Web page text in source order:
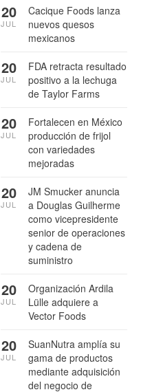
Cacique Foods lanza
nuevos quesos
mexicanos
20
JUL
FDA retracta resultado
positivo a la lechuga
de Taylor Farms
20
JUL
Fortalecen en México
producción de frijol
con variedades
mejoradas
20
JUL
JM Smucker anuncia
a Douglas Guilherme
como vicepresidente
senior de operaciones
y cadena de
suministro
20
JUL
Organización Ardila
Lülle adquiere a
Vector Foods
20
JUL
SuanNutra amplía su
gama de productos
mediante adquisición
del negocio de
20
JUL